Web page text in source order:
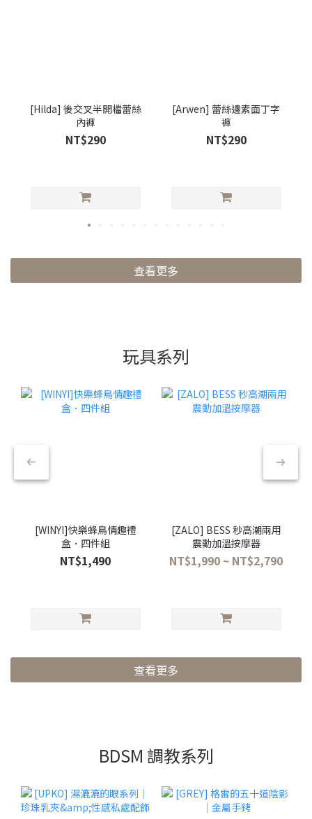
[Hilda] 後交叉半開檔蕾絲
內褲
NT$290
[Arwen] 蕾絲邊素面丁字
褲
NT$290
查看更多
玩具系列
[WINYI]快樂蜂鳥情趣禮
盒．四件組
NT$1,490
[ZALO] BESS 秒高潮兩用
震動加溫按摩器
NT$1,990 ~ NT$2,790
查看更多
BDSM 調教系列